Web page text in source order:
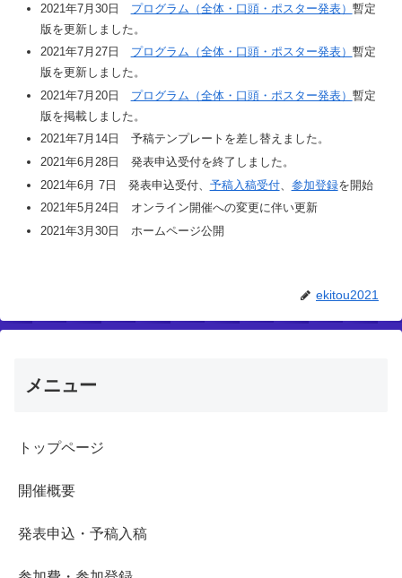
2021年7月30日 プログラム（全体・口頭・ポスター発表） 暫定
版を更新しました。
2021年7月27日 プログラム（全体・口頭・ポスター発表） 暫定
版を更新しました。
2021年7月20日 プログラム（全体・口頭・ポスター発表） 暫定
版を掲載しました。
2021年7月14日 予稿テンプレートを差し替えました。
2021年6月28日 発表申込受付を終了しました。
2021年6月 7日 発表申込受付、 予稿入稿受付、 参加登録を開始
2021年5月24日 オンライン開催への変更に伴い更新
2021年3月30日 ホームページ公開
ekitou2021
メニュー
トップページ
開催概要
発表申込・予稿入稿